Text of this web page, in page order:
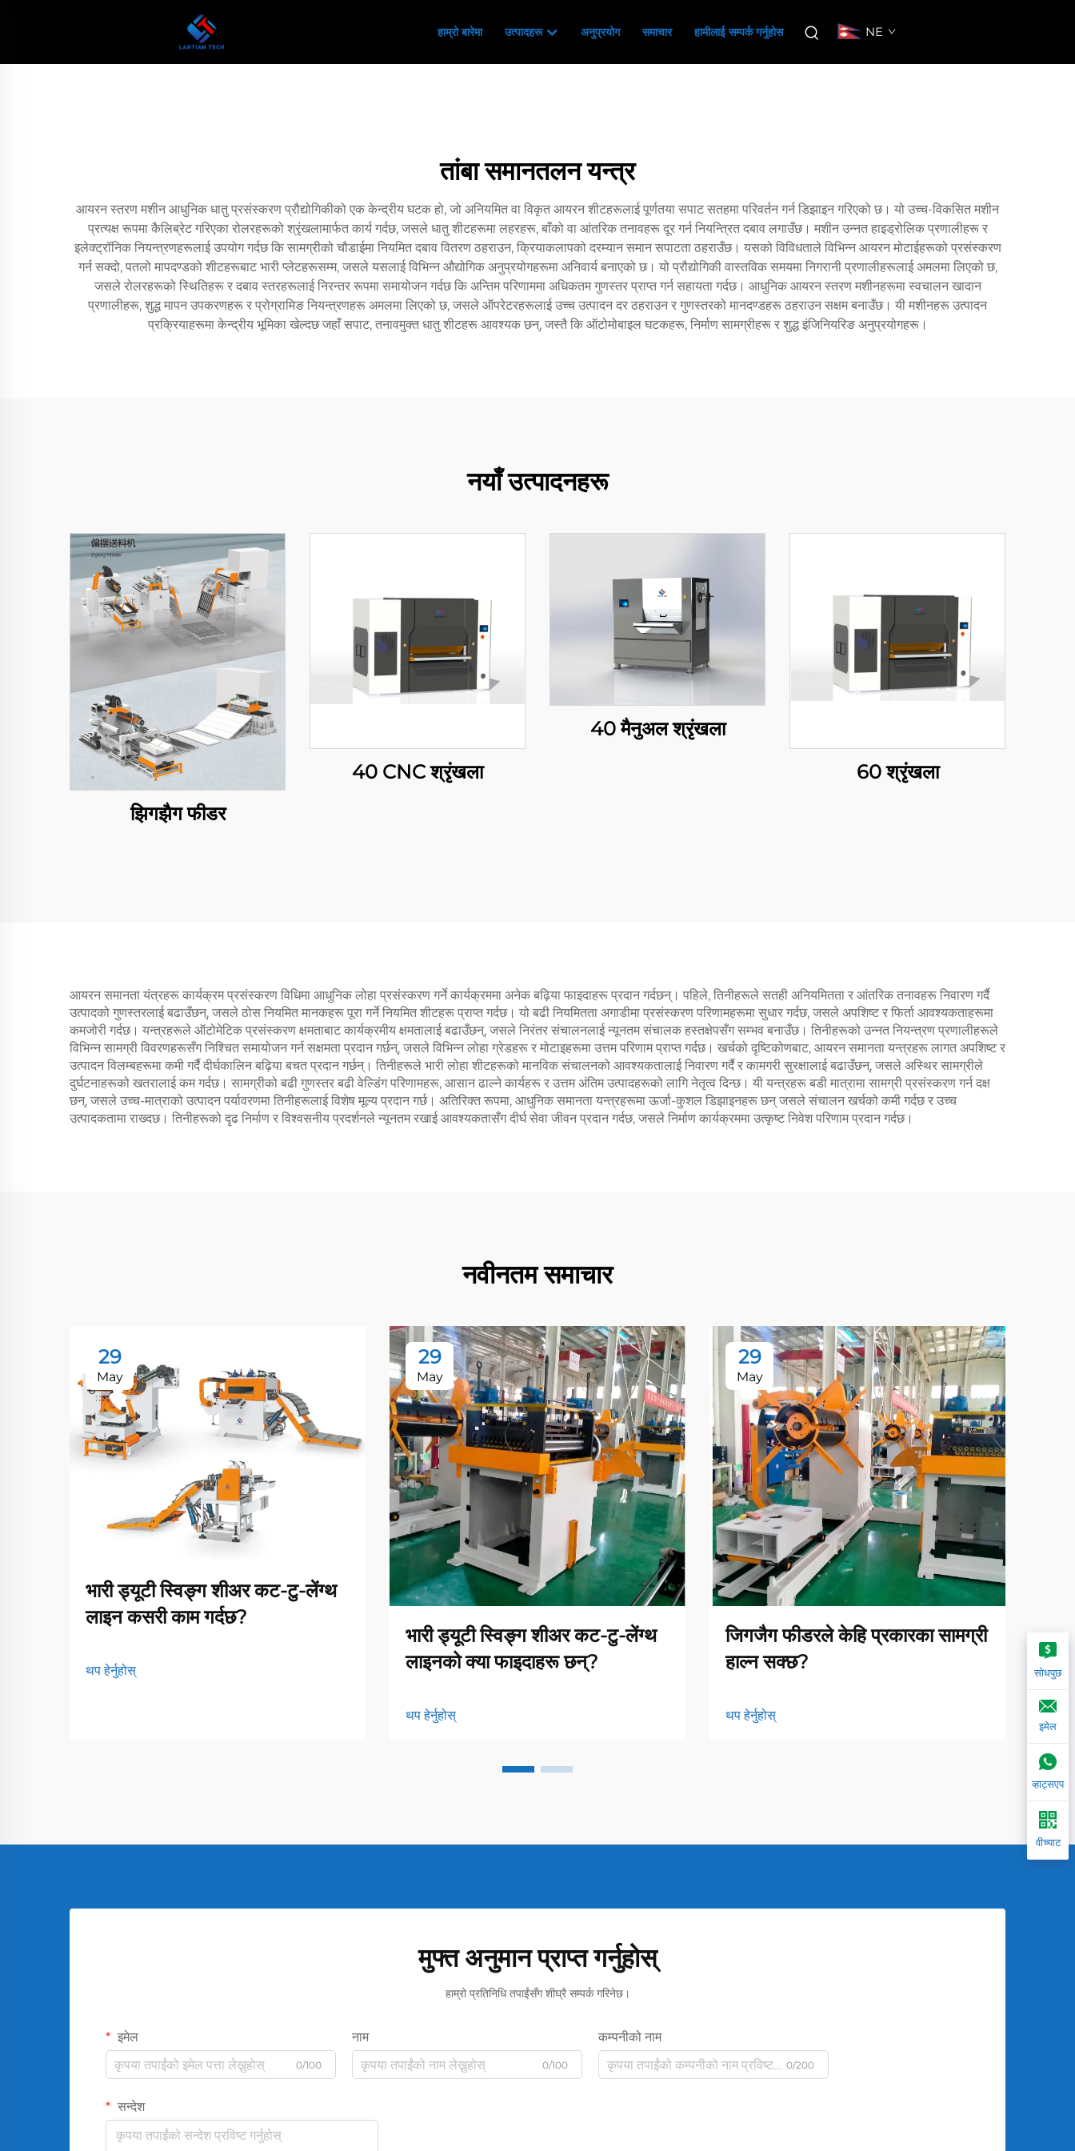
हाम्रो बारेमा उत्पादहरू अनुप्रयोग समाचार हामीलाई सम्पर्क गर्नुहोस NE
तांबा समानतलन यन्त्र
आयरन स्तरण मशीन आधुनिक धातु प्रसंस्करण प्रौद्योगिकीको एक केन्द्रीय घटक हो, जो अनियमित वा विकृत आयरन शीटहरूलाई पूर्णतया सपाट सतहमा परिवर्तन गर्न डिझाइन गरिएको छ। यो उच्च-विकसित मशीन
प्रत्यक्ष रूपमा कैलिब्रेट गरिएका रोलरहरूको श्रृंखलामार्फत कार्य गर्दछ, जसले धातु शीटहरूमा लहरहरू, बाँको वा आंतरिक तनावहरू दूर गर्न नियन्त्रित दबाव लगाउँछ। मशीन उन्नत हाइड्रोलिक प्रणालीहरू र
इलेक्ट्रॉनिक नियन्त्रणहरूलाई उपयोग गर्दछ कि सामग्रीको चौडाईमा नियमित दबाव वितरण ठहराउन, क्रियाकलापको दरम्यान समान सपाटता ठहराउँछ। यसको विविधताले विभिन्न आयरन मोटाईहरूको प्रसंस्करण
गर्न सक्दो, पतलो मापदण्डको शीटहरूबाट भारी प्लेटहरूसम्म, जसले यसलाई विभिन्न औद्योगिक अनुप्रयोगहरूमा अनिवार्य बनाएको छ। यो प्रौद्योगिकी वास्तविक समयमा निगरानी प्रणालीहरूलाई अमलमा लिएको छ,
जसले रोलरहरूको स्थितिहरू र दबाव स्तरहरूलाई निरन्तर रूपमा समायोजन गर्दछ कि अन्तिम परिणाममा अधिकतम गुणस्तर प्राप्त गर्न सहायता गर्दछ। आधुनिक आयरन स्तरण मशीनहरूमा स्वचालन खादान
प्रणालीहरू, शुद्ध मापन उपकरणहरू र प्रोग्रामिङ नियन्त्रणहरू अमलमा लिएको छ, जसले ऑपरेटरहरूलाई उच्च उत्पादन दर ठहराउन र गुणस्तरको मानदण्डहरू ठहराउन सक्षम बनाउँछ। यी मशीनहरू उत्पादन
प्रक्रियाहरूमा केन्द्रीय भूमिका खेल्दछ जहाँ सपाट, तनावमुक्त धातु शीटहरू आवश्यक छन्, जस्तै कि ऑटोमोबाइल घटकहरू, निर्माण सामग्रीहरू र शुद्ध इंजिनियरिङ अनुप्रयोगहरू।
नयाँ उत्पादनहरू
झिगझैग फीडर
40 CNC श्रृंखला
40 मैनुअल श्रृंखला
60 श्रृंखला
आयरन समानता यंत्रहरू कार्यक्रम प्रसंस्करण विधिमा आधुनिक लोहा प्रसंस्करण गर्ने कार्यक्रममा अनेक बढ़िया फाइदाहरू प्रदान गर्दछन्। पहिले, तिनीहरूले सतही अनियमितता र आंतरिक तनावहरू निवारण गर्दै
उत्पादको गुणस्तरलाई बढाउँछन्, जसले ठोस नियमित मानकहरू पूरा गर्ने नियमित शीटहरू प्राप्त गर्दछ। यो बढी नियमितता अगाडीमा प्रसंस्करण परिणामहरूमा सुधार गर्दछ, जसले अपशिष्ट र फिर्ता आवश्यकताहरूमा
कमजोरी गर्दछ। यन्त्रहरूले ऑटोमेटिक प्रसंस्करण क्षमताबाट कार्यक्रमीय क्षमतालाई बढाउँछन्, जसले निरंतर संचालनलाई न्यूनतम संचालक हस्तक्षेपसँग सम्भव बनाउँछ। तिनीहरूको उन्नत नियन्त्रण प्रणालीहरूले
विभिन्न सामग्री विवरणहरूसँग निश्चित समायोजन गर्न सक्षमता प्रदान गर्छन्, जसले विभिन्न लोहा ग्रेडहरू र मोटाइहरूमा उत्तम परिणाम प्राप्त गर्दछ। खर्चको दृष्टिकोणबाट, आयरन समानता यन्त्रहरू लागत अपशिष्ट र
उत्पादन विलम्बहरूमा कमी गर्दै दीर्घकालिन बढ़िया बचत प्रदान गर्छन्। तिनीहरूले भारी लोहा शीटहरूको मानविक संचालनको आवश्यकतालाई निवारण गर्दै र कामगरी सुरक्षालाई बढाउँछन्, जसले अस्थिर सामग्रीले
दुर्घटनाहरूको खतरालाई कम गर्दछ। सामग्रीको बढी गुणस्तर बढी वेल्डिंग परिणामहरू, आसान ढाल्ने कार्यहरू र उत्तम अंतिम उत्पादहरूको लागि नेतृत्व दिन्छ। यी यन्त्रहरू बडी मात्रामा सामग्री प्रसंस्करण गर्न दक्ष
छन्, जसले उच्च-मात्राको उत्पादन पर्यावरणमा तिनीहरूलाई विशेष मूल्य प्रदान गर्छ। अतिरिक्त रूपमा, आधुनिक समानता यन्त्रहरूमा ऊर्जा-कुशल डिझाइनहरू छन् जसले संचालन खर्चको कमी गर्दछ र उच्च
उत्पादकतामा राख्दछ। तिनीहरूको दृढ निर्माण र विश्वसनीय प्रदर्शनले न्यूनतम रखाई आवश्यकतासँग दीर्घ सेवा जीवन प्रदान गर्दछ, जसले निर्माण कार्यक्रममा उत्कृष्ट निवेश परिणाम प्रदान गर्दछ।
नवीनतम समाचार
29
May
भारी ड्यूटी स्विङ्ग शीअर कट-टु-लेंग्थ
लाइन कसरी काम गर्दछ?
थप हेर्नुहोस्
29
May
भारी ड्यूटी स्विङ्ग शीअर कट-टु-लेंग्थ
लाइनको क्या फाइदाहरू छन्?
थप हेर्नुहोस्
29
May
जिगजैग फीडरले केहि प्रकारका सामग्री
हाल्न सक्छ?
थप हेर्नुहोस् थप
मुफ्त अनुमान प्राप्त गर्नुहोस्
हाम्रो प्रतिनिधि तपाईंसँग शीघ्रै सम्पर्क गरिनेछ।
इमेल
0/100
नाम
0/100
कम्पनीको नाम
0/200
सन्देश
सोधपुछ
इमेल
व्हाट्सएप
वीच्याट